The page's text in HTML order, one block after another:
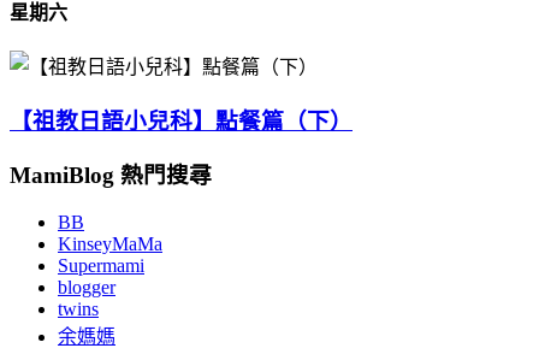
星期六
【祖教日語小兒科】點餐篇（下）
MamiBlog 熱門搜尋
BB
KinseyMaMa
Supermami
blogger
twins
余媽媽